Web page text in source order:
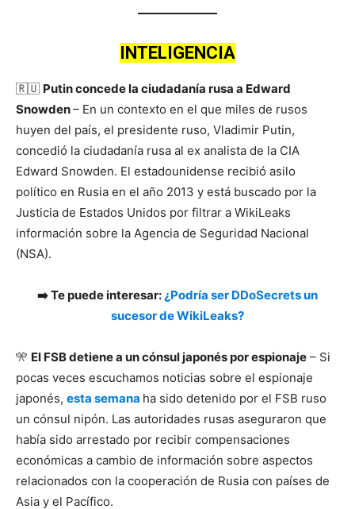
INTELIGENCIA
🇷🇺 Putin concede la ciudadanía rusa a Edward
Snowden– En un contexto en el que miles de rusos
huyen del país, el presidente ruso, Vladimir Putin,
concedió la ciudadanía rusa al ex analista de la CIA
Edward Snowden. El estadounidense recibió asilo
político en Rusia en el año 2013 y está buscado por la
Justicia de Estados Unidos por filtrar a WikiLeaks
información sobre la Agencia de Seguridad Nacional
(NSA).
➡️ Te puede interesar:¿Podría ser DDoSecrets un
sucesor de WikiLeaks?
🎌 El FSB detiene a un cónsul japonés por espionaje – Si
pocas veces escuchamos noticias sobre el espionaje
japonés, esta semana ha sido detenido por el FSB ruso
un cónsul nipón. Las autoridades rusas aseguraron que
había sido arrestado por recibir compensaciones
económicas a cambio de información sobre aspectos
relacionados con la cooperación de Rusia con países de
Asia y el Pacífico.